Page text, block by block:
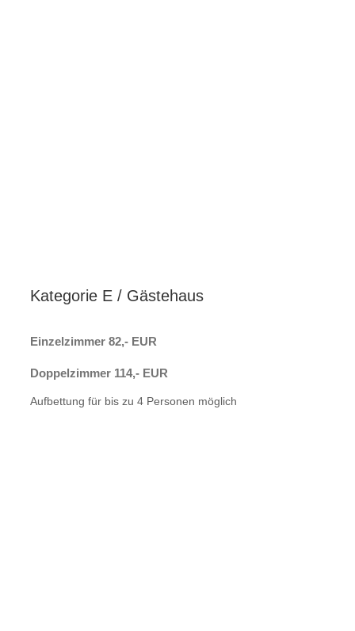
Kategorie E / Gästehaus
Einzelzimmer 82,- EUR
Doppelzimmer 114,- EUR
Aufbettung für bis zu 4 Personen möglich